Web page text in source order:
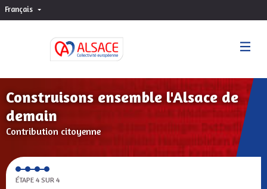
Français Choisir la langue
Construisons ensemble l'Alsace de
demain
Contribution citoyenne
ÉTAPE 4 SUR 4